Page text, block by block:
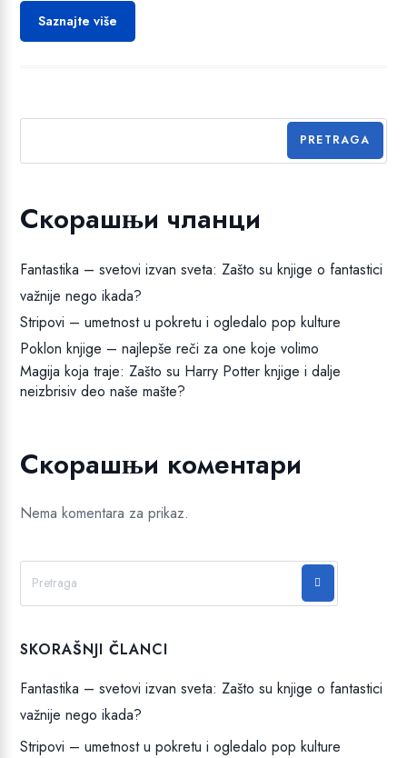
Saznajte više
PRETRAGA
Скорашњи чланци
Fantastika – svetovi izvan sveta: Zašto su knjige o fantastici
važnije nego ikada?
Stripovi – umetnost u pokretu i ogledalo pop kulture
Poklon knjige – najlepše reči za one koje volimo
Magija koja traje: Zašto su Harry Potter knjige i dalje
neizbrisiv deo naše mašte?
Скорашњи коментари
Nema komentara za prikaz.
SKORAŠNJI ČLANCI
Fantastika – svetovi izvan sveta: Zašto su knjige o fantastici
važnije nego ikada?
Stripovi – umetnost u pokretu i ogledalo pop kulture